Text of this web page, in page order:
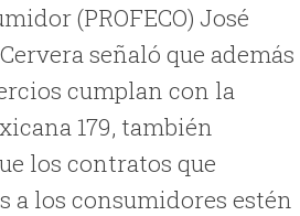
(PROFECO) José
señaló que además
cumplan con la
179, también
los contratos que
a los consumidores estén